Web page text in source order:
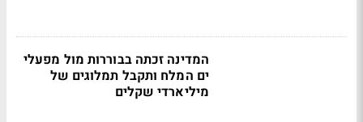
המדינה זכתה בבוררות מול מפעלי
ים המלח ותקבל תמלוגים של
מיליארדי שקלים